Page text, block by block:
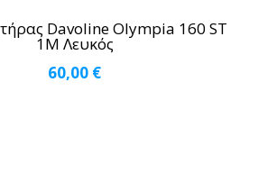
Davoline Olympia 160 ST
1M Λευκός
60,00 €